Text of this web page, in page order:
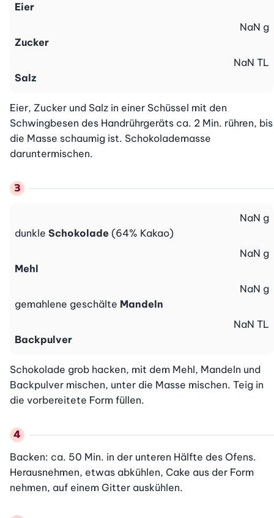
Eier
Zucker
NaN g
Salz
NaN TL
Eier, Zucker und Salz in einer Schüssel mit den
Schwingbesen des Handrührgeräts ca. 2 Min. rühren, bis
die Masse schaumig ist. Schokolademasse
daruntermischen.
dunkle Schokolade (64% Kakao)
NaN g
Mehl
NaN g
gemahlene geschälte Mandeln
NaN g
Backpulver
NaN TL
Schokolade grob hacken, mit dem Mehl, Mandeln und
Backpulver mischen, unter die Masse mischen. Teig in
die vorbereitete Form füllen.
Backen: ca. 50 Min. in der unteren Hälfte des Ofens.
Herausnehmen, etwas abkühlen, Cake aus der Form
nehmen, auf einem Gitter auskühlen.